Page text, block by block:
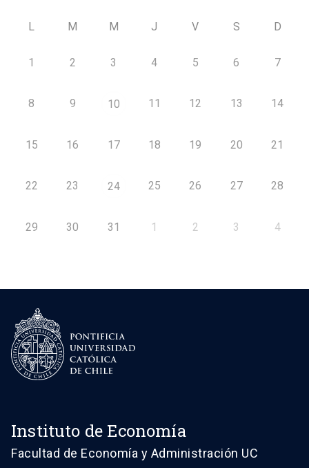
L M M J V S D
1 2 3 4 5 6 7
8 9 10 11 12 13 14
15 16 17 18 19 20 21
22 23 24 25 26 27 28
29 30 31 1 2 3 4
Instituto de Economía
Facultad de Economía y Administración UC